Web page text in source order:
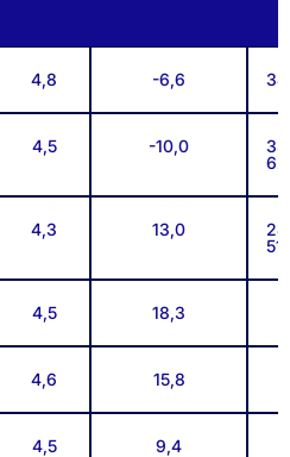
4,8 -6,6
4,5 -10,0
4,3 13,0
4,5 18,3
4,6 15,8
4,5 9,4